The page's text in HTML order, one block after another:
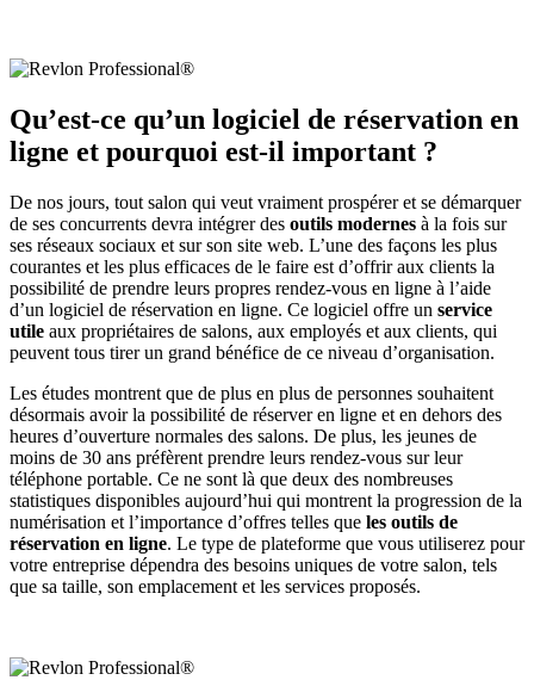
Qu’est-ce qu’un logiciel de réservation en
ligne et pourquoi est-il important ?
De nos jours, tout salon qui veut vraiment prospérer et se démarquer
de ses concurrents devra intégrer des outils modernes à la fois sur
ses réseaux sociaux et sur son site web. L’une des façons les plus
courantes et les plus efficaces de le faire est d’offrir aux clients la
possibilité de prendre leurs propres rendez-vous en ligne à l’aide
d’un logiciel de réservation en ligne. Ce logiciel offre un service
utile aux propriétaires de salons, aux employés et aux clients, qui
peuvent tous tirer un grand bénéfice de ce niveau d’organisation.
Les études montrent que de plus en plus de personnes souhaitent
désormais avoir la possibilité de réserver en ligne et en dehors des
heures d’ouverture normales des salons. De plus, les jeunes de
moins de 30 ans préfèrent prendre leurs rendez-vous sur leur
téléphone portable. Ce ne sont là que deux des nombreuses
statistiques disponibles aujourd’hui qui montrent la progression de la
numérisation et l’importance d’offres telles que les outils de
réservation en ligne. Le type de plateforme que vous utiliserez pour
votre entreprise dépendra des besoins uniques de votre salon, tels
que sa taille, son emplacement et les services proposés.